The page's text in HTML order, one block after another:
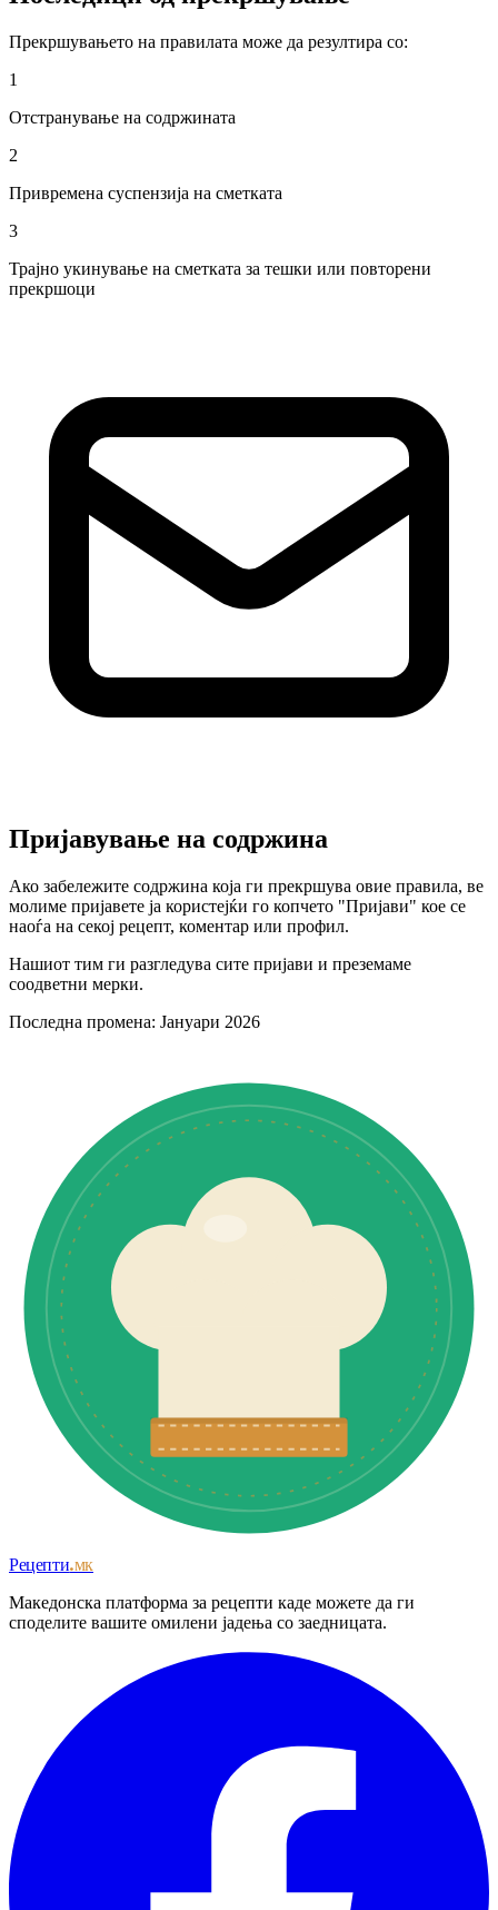
Прекршувањето на правилата може да резултира со:
1
Отстранување на содржината
2
Привремена суспензија на сметката
3
Трајно укинување на сметката за тешки или повторени
прекршоци
Пријавување на содржина
Ако забележите содржина која ги прекршува овие правила, ве
молиме пријавете ја користејќи го копчето "Пријави" кое се
наоѓа на секој рецепт, коментар или профил.
Нашиот тим ги разгледува сите пријави и преземаме
соодветни мерки.
Последна промена: Јануари 2026
Рецепти.мк
Македонска платформа за рецепти каде можете да ги
споделите вашите омилени јадења со заедницата.